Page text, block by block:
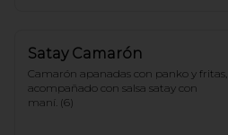
Satay Camarón
Camarón apanadas con panko y fritas,
acompañado con salsa satay con
maní. (6)